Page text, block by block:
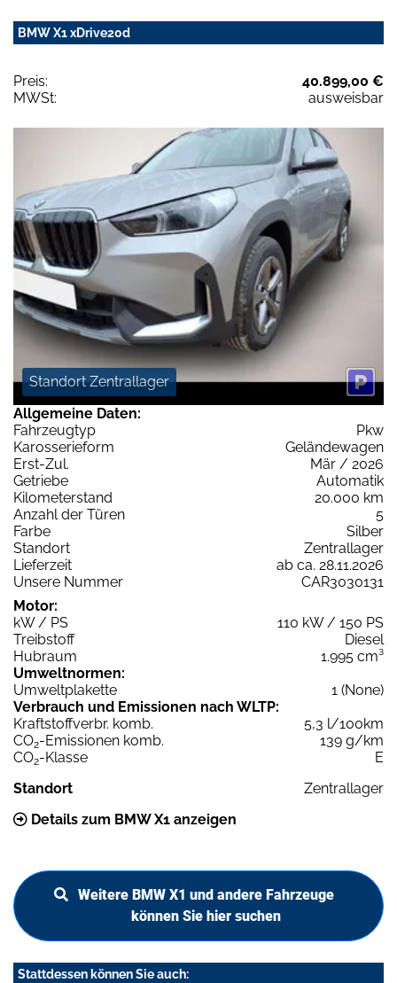
BMW X1 xDrive20d
Preis:
40.899,00 €
MWSt:
ausweisbar
Standort Zentrallager
Allgemeine Daten:
Fahrzeugtyp
Pkw
Karosserieform
Geländewagen
Erst-Zul.
Mär / 2026
Getriebe
Automatik
Kilometerstand
20.000 km
Anzahl der Türen
5
Farbe
Silber
Standort
Zentrallager
Lieferzeit
ab ca. 28.11.2026
Unsere Nummer
CAR3030131
Motor:
kW / PS
110 kW / 150 PS
Treibstoff
Diesel
Hubraum
1.995 cm³
Umweltnormen:
Umweltplakette
1 (None)
Verbrauch und Emissionen nach WLTP:
Kraftstoffverbr. komb.
5,3 l/100km
CO2-Emissionen komb.
139 g/km
CO2-Klasse
E
Standort
Zentrallager
Details zum BMW X1 anzeigen
Weitere BMW X1 und andere Fahrzeuge
können Sie hier suchen
Stattdessen können Sie auch: